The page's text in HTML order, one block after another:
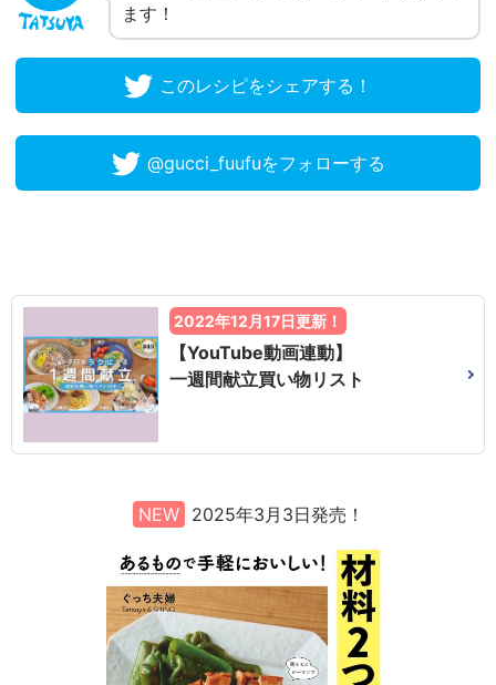
ます！
このレシピをシェアする！
@gucci_fuufuをフォローする
2022年12月17日更新！
【YouTube動画連動】
一週間献立買い物リスト
NEW 2025年3月3日発売！